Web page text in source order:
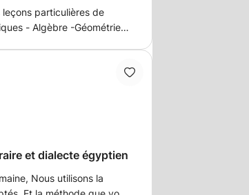
particulières de
- Algèbre -Géométrie-
médicales ou 1ère et
exercices et suivi des
jusqu'à 10 heures
arabe, Arabe littéraire et dialecte égyptien
Nous utilisons la